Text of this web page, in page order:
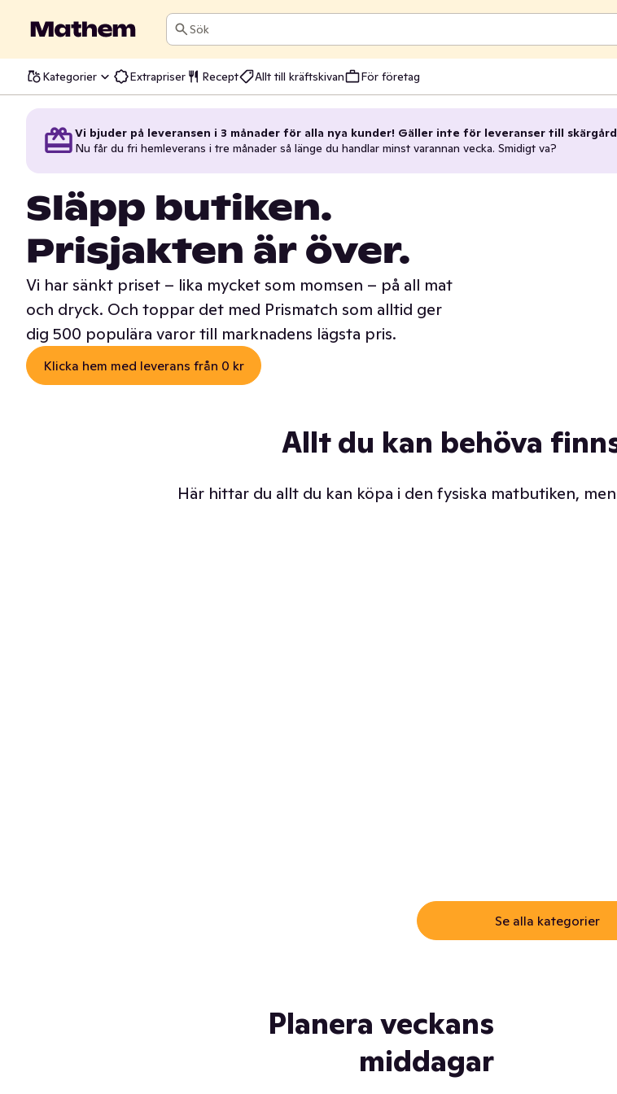
Sök
Kategorier Extrapriser Recept Allt till kräftskivan För företag
Vi bjuder på leveransen i 3 månader för alla nya kunder! Gäller inte för leveranser till
Nu får du fri hemleverans i tre månader så länge du handlar minst varannan vecka. Smidigt va?
Släpp butiken.
Prisjakten är över.
Vi har sänkt priset – lika mycket som momsen – på all mat
och dryck. Och toppar det med Prismatch som alltid ger
dig 500 populära varor till marknadens lägsta pris.
Klicka hem med leverans från 0 kr
Allt du kan behöva
Här hittar du allt du kan köpa i den fysiska matbutiken,
Se alla kategorier
Planera veckans
middagar